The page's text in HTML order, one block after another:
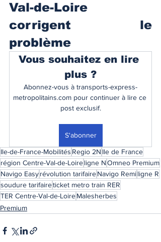
Val-de-Loire
corrigent le
problème
Vous souhaitez en lire
plus ?
Abonnez-vous à transports-express-
metropolitains.com pour continuer à lire ce
post exclusif.
S'abonner
Ile-de-France-Mobilités Regio 2N Ile de France
région Centre-Val-de-Loireligne NOmneo Premium
Navigo Easyrévolution tarifaireNavigo Remiligne R
soudure tarifaireticket metro train RER
TER Centre-Val-de-LoireMalesherbes
Premium